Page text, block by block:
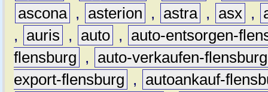
ascona , asterion , astra , asx ,
,
auris , auto ,
auto-entsorgen-
flensburg
,
auto-verkaufen-flensburg
export-flensburg
,
autoankauf-